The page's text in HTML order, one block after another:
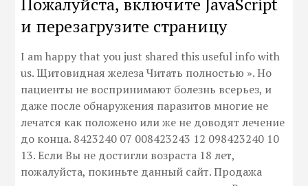
и перезагрузите страницу
I am happy that you just shared this useful info with
us. Щитовидная железа Читать полностью ». Но
пациенты не воспринимают болезнь всерьез, и
даже после обнаружения паразитов многие не
лечатся как положено или же не доводят лечение
до конца. 8423240 07 008423243 12 098423240 10
13. Если Вы не достигли возраста 18 лет,
пожалуйста, покиньте данный сайт. Продажа